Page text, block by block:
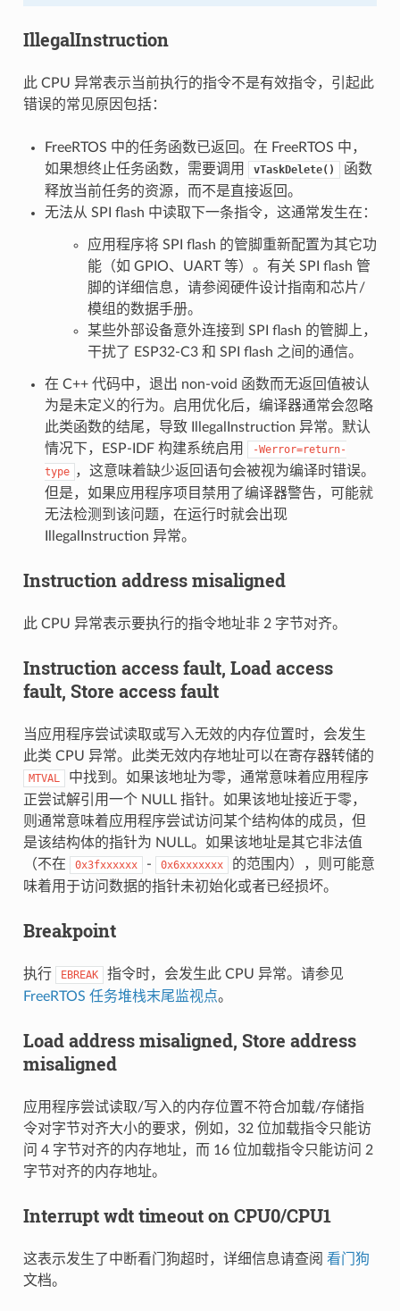
IllegalInstruction
此 CPU 异常表示当前执行的指令不是有效指令，引起此
错误的常见原因包括：
FreeRTOS 中的任务函数已返回。在 FreeRTOS 中，
如果想终止任务函数，需要调用
vTaskDelete()
函数
释放当前任务的资源，而不是直接返回。
无法从 SPI flash 中读取下一条指令，这通常发生在：
应用程序将 SPI flash 的管脚重新配置为其它功
能（如 GPIO、UART 等）。有关 SPI flash 管
脚的详细信息，请参阅硬件设计指南和芯片/
模组的数据手册。
某些外部设备意外连接到 SPI flash 的管脚上，
干扰了 ESP32-C3 和 SPI flash 之间的通信。
在 C++ 代码中，退出 non-void 函数而无返回值被认
为是未定义的行为。启用优化后，编译器通常会忽略
此类函数的结尾，导致 IllegalInstruction 异常。默认
情况下，ESP-IDF 构建系统启用
-Werror=return-
type ，这意味着缺少返回语句会被视为编译时错误。
但是，如果应用程序项目禁用了编译器警告，可能就
无法检测到该问题，在运行时就会出现
IllegalInstruction 异常。
Instruction address misaligned
此 CPU 异常表示要执行的指令地址非 2 字节对齐。
Instruction access fault, Load access
fault, Store access fault
当应用程序尝试读取或写入无效的内存位置时，会发生
此类 CPU 异常。此类无效内存地址可以在寄存器转储的
MTVAL
中找到。如果该地址为零，通常意味着应用程序
正尝试解引用一个 NULL 指针。如果该地址接近于零，
则通常意味着应用程序尝试访问某个结构体的成员，但
是该结构体的指针为 NULL。如果该地址是其它非法值
（不在
0x3fxxxxxx - 0x6xxxxxxx
的范围内），则可能意
味着用于访问数据的指针未初始化或者已经损坏。
Breakpoint
执行 EBREAK
指令时，会发生此 CPU 异常。请参见
FreeRTOS 任务堆栈末尾监视点。
Load address misaligned, Store address
misaligned
应用程序尝试读取/写入的内存位置不符合加载/存储指
令对字节对齐大小的要求，例如，32 位加载指令只能访
问 4 字节对齐的内存地址，而 16 位加载指令只能访问 2
字节对齐的内存地址。
Interrupt wdt timeout on CPU0/CPU1
这表示发生了中断看门狗超时，详细信息请查阅 看门狗
文档。